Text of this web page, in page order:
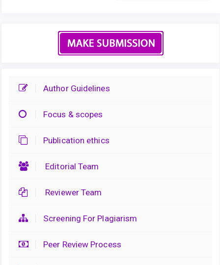
Author Guidelines
Focus & scopes
Publication ethics
Editorial Team
Reviewer Team
Screening For Plagiarism
Peer Review Process